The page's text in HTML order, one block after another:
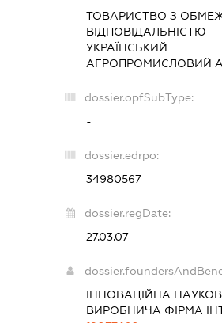
ТОВАРИСТВО З
ВІДПОВІДАЛЬНІСТЮ
УКРАЇНСЬКИЙ
АГРОПРОМИСЛОВИЙ
dossier.opfSubType:
-
dossier.edrpo:
34980567
dossier.regDate:
27.03.07
ІННОВАЦІЙНА
ВИРОБНИЧА ФІРМА